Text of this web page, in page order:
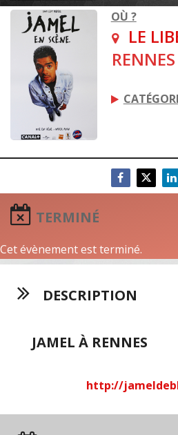
OÙ ?
LE
RENNES
TERMINÉ
Cet évènement est terminé.
DESCRIPTION
JAMEL À RENNES
http://